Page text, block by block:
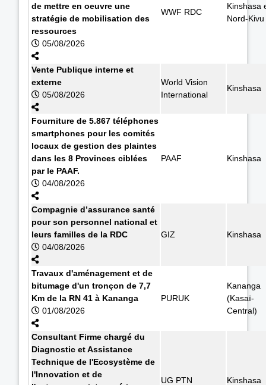
de mettre en oeuvre une
stratégie de mobilisation des
ressources
05/08/2026
WWF RDC
Kinshasa
Nord-Kivu
Vente Publique interne et
externe
05/08/2026
World Vision
International
Kinshasa
Fourniture de 5.867 téléphones
smartphones pour les comités
locaux de gestion des plaintes
dans les 8 Provinces ciblées
par le PAAF.
04/08/2026
PAAF Kinshasa
Compagnie d’assurance santé
pour son personnel national et
leurs familles de la RDC
04/08/2026
GIZ Kinshasa
Travaux d'aménagement et de
bitumage d'un tronçon de 7,7
Km de la RN 41 à Kananga
01/08/2026
PURUK
Kananga
(Kasaï-
Central)
Consultant Firme chargé du
Diagnostic et Assistance
Technique de l'Ecosystème de
l'Innovation et de
UG PTN Kinshasa